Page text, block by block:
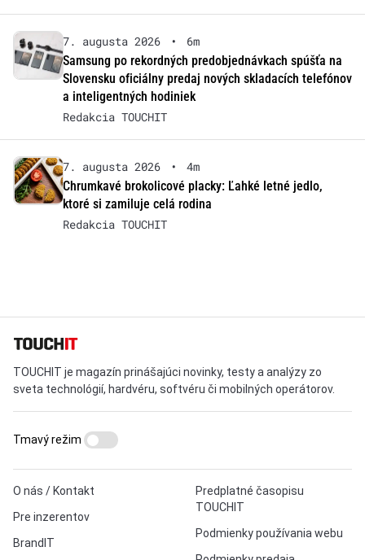
7. augusta 2026 •
6m
Samsung po rekordných predobjednávkach spúšťa na
Slovensku oficiálny predaj nových skladacích telefónov
a inteligentných hodiniek
Redakcia TOUCHIT
7. augusta 2026 •
4m
Chrumkavé brokolicové placky: Ľahké letné jedlo,
ktoré si zamiluje celá rodina
Redakcia TOUCHIT
TOUCHIT je magazín prinášajúci novinky, testy a analýzy zo
sveta technológií, hardvéru, softvéru či mobilných operátorov.
O nás / Kontakt
Pre inzerentov
BrandIT
Predplatné časopisu
TOUCHIT
Podmienky používania webu
Tmavý režim